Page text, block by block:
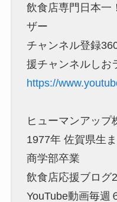
飲食店専門日本一
ザー
チャンネル登録
援チャンネルしお
https://
ヒューマンアップ
1977年 佐賀県生
商学部卒業
飲食店応援ブログ
YouTube動画毎週